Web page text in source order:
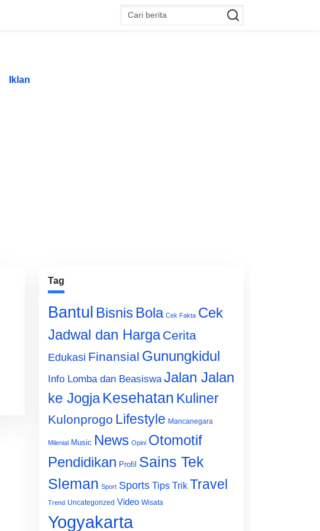
Iklan
Tag
Bantul Bisnis Bola Cek Fakta Cek
Jadwal dan Harga Cerita
Edukasi Finansial Gunungkidul
Info Lomba dan Beasiswa Jalan Jalan
ke Jogja Kesehatan Kuliner
Kulonprogo Lifestyle Mancanegara
Milenial Music News Opini Otomotif
Pendidikan Profil Sains Tek
Sleman Sport Sports Tips Trik Travel
Trend Uncategorized Video Wisata
Yogyakarta